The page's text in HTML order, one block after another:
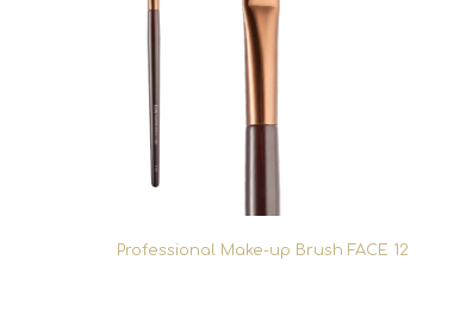
Professional Make-up Brush FACE 12